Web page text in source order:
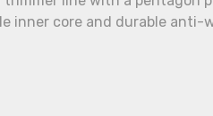
inner core and durable anti-